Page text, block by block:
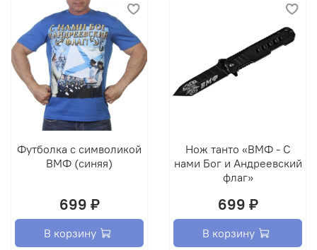
Футболка с символикой
ВМФ (синяя)
699 ₽
В корзину
Нож танто «ВМФ - С
нами Бог и Андреевский
флаг»
699 ₽
В корзину